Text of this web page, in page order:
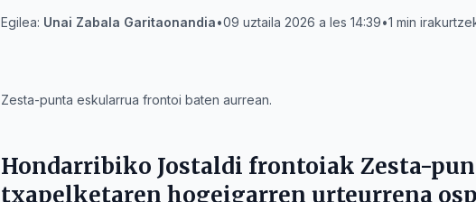
Egilea: Unai Zabala Garitaonandia•09 uztaila 2026 a les 14:39•1 min
Zesta-punta eskularrua frontoi baten aurrean.
Hondarribiko Jostaldi frontoiak Zesta-
txapelketaren hogeigarren urteurrena